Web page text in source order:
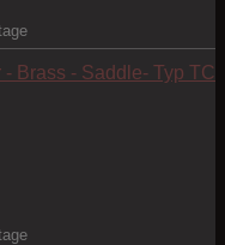
Brass - Saddle- Typ TC